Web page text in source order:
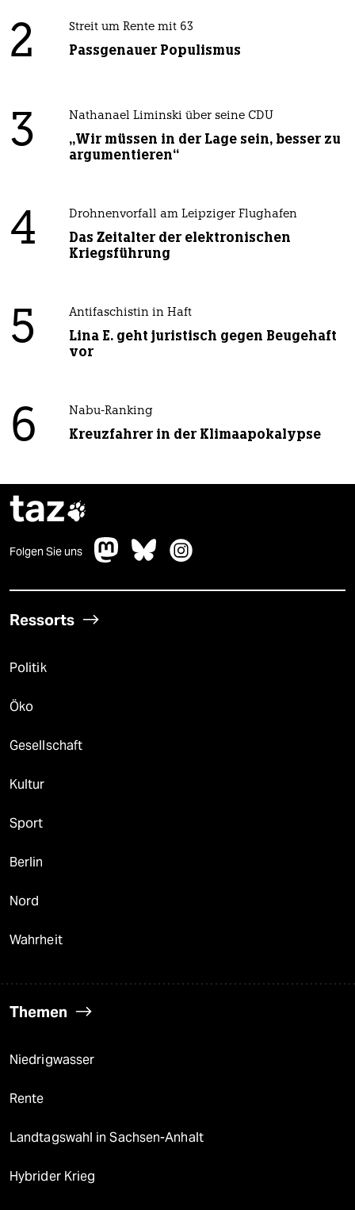
2 Streit um Rente mit 63
Passgenauer Populismus
3 Nathanael Liminski über seine CDU
„Wir müssen in der Lage sein, besser zu
argumentieren“
4 Drohnenvorfall am Leipziger Flughafen
Das Zeitalter der elektronischen
Kriegsführung
5 Antifaschistin in Haft
Lina E. geht juristisch gegen Beugehaft
vor
6 Nabu-Ranking
Kreuzfahrer in der Klimaapokalypse
taz
Folgen Sie uns
Ressorts
Politik
Öko
Gesellschaft
Kultur
Sport
Berlin
Nord
Wahrheit
Themen
Niedrigwasser
Rente
Landtagswahl in Sachsen-Anhalt
Hybrider Krieg